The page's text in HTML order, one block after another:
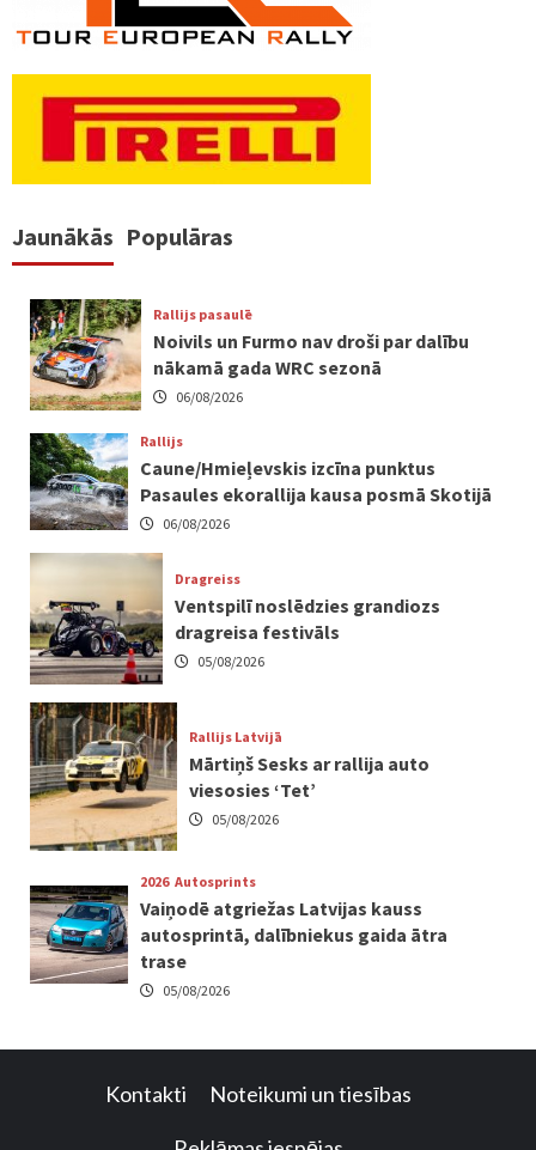
Jaunākās Populāras
Rallijs pasaulē
Noivils un Furmo nav droši par dalību
nākamā gada WRC sezonā
06/08/2026
Rallijs
Caune/Hmieļevskis izcīna punktus
Pasaules ekorallija kausa posmā Skotijā
06/08/2026
Dragreiss
Ventspilī noslēdzies grandiozs
dragreisa festivāls
05/08/2026
Rallijs Latvijā
Mārtiņš Sesks ar rallija auto
viesosies ‘Tet’
05/08/2026
2026 Autosprints
Vaiņodē atgriežas Latvijas kauss
autosprintā, dalībniekus gaida ātra
trase
05/08/2026
Kontakti Noteikumi un tiesības